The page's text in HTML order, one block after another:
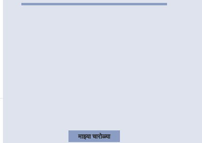
माझ्या चारोळ्या